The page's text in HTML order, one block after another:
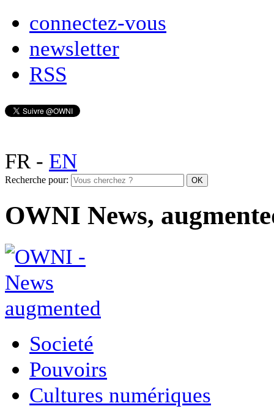
connectez-vous
newsletter
RSS
FR- EN
Recherche pour:
OWNI News,
Societé
Pouvoirs
Cultures numériques